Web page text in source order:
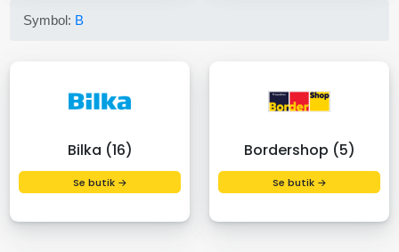
Symbol: B
Bilka (16)
Se butik →
Bordershop (5)
Se butik →